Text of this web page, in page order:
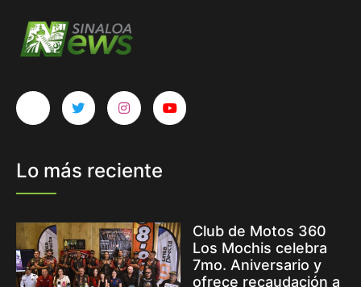
Lo más reciente
Club de Motos 360
Los Mochis celebra
7mo. Aniversario y
ofrece recaudación a